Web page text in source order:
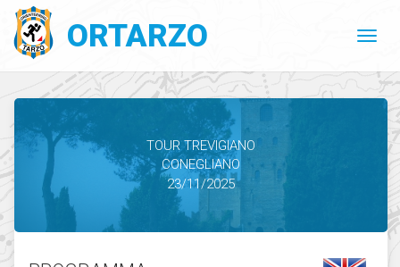
ORTARZO
TOUR TREVIGIANO
CONEGLIANO
23/11/2025